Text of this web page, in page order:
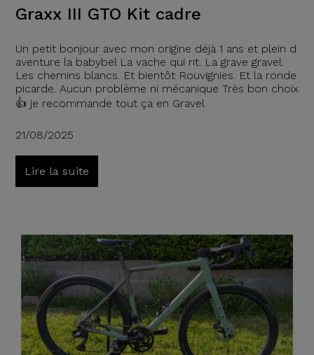
Graxx III GTO Kit cadre
Un petit bonjour avec mon origine déjà 1 ans et plein d
aventure la babybel La vache qui rit. La grave gravel.
Les chemins blancs. Et bientôt Rouvignies. Et la ronde
picarde. Aucun problème ni mécanique Très bon choix
👍 je recommande tout ça en Gravel
21/08/2025
Lire la suite